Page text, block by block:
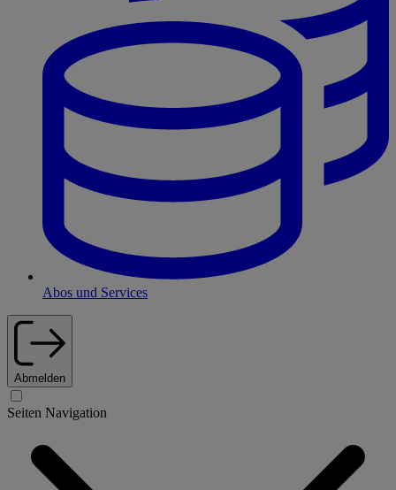
Abos und Services
Abmelden
Seiten Navigation